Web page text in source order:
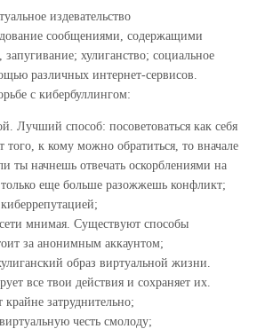
издевательство
сообщениями, содержащими
запугивание; хулиганство; социальное
различных интернет-сервисов.
с кибербуллингом:
Лучший способ: посоветоваться как себя
того, к кому можно обратиться, то вначале
ты начнешь отвечать оскорблениями на
только еще больше разожжешь конфликт;
мнимая. Существуют способы
за анонимным аккаунтом;
образ виртуальной жизни.
все твои действия и сохраняет их.
крайне затруднительно;
честь смолоду;